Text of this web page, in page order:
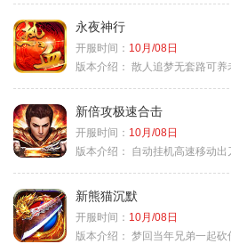
永夜神行
开服时间： 10月/08日
版本介绍： 散人追梦无套路可养
新倍攻极速合击
开服时间： 10月/08日
版本介绍：
自动挂机高速移动出
新熊猫沉默
开服时间： 10月/08日
版本介绍： 梦回当年兄弟一起砍